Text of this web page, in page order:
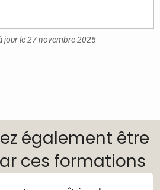
jour le 27 novembre 2025
également être
ces formations